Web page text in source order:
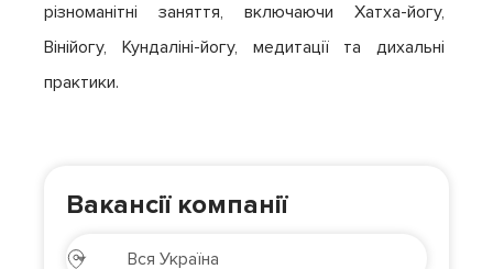
різноманітні заняття, включаючи Хатха-йогу,
Вінійогу, Кундаліні-йогу, медитації та дихальні
практики.
Вакансії компанії